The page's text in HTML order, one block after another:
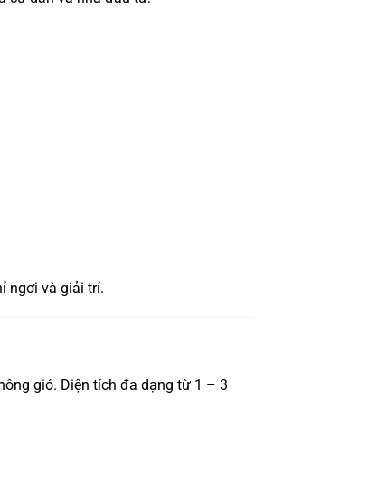
ngơi và giải trí.
gió. Diện tích đa dạng từ 1 – 3